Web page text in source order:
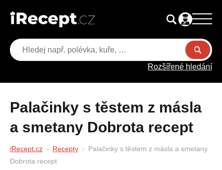
Rozšířené hledání
Palačinky s těstem z másla
a smetany Dobrota recept
iRecept.cz Recepty
Palačinky s těstem z másla a smetany
Dobrota recept